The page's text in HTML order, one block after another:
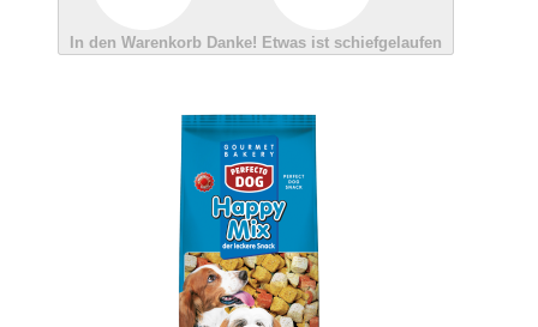
In den Warenkorb Danke! Etwas ist schiefgelaufen